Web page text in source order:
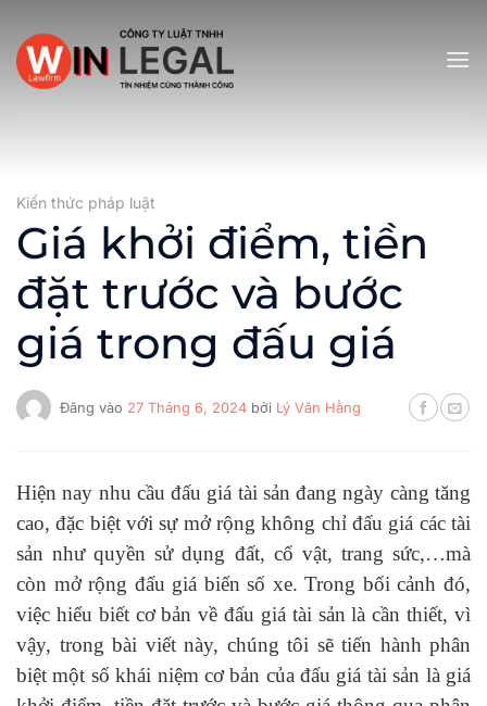
qua
nội
dung
Kiến thức pháp luật
Giá khởi điểm, tiền
đặt trước và bước
giá trong đấu giá
Đăng vào 27 Tháng 6, 2024 bởi Lý Văn Hằng
Hiện nay nhu cầu đấu giá tài sản đang ngày càng tăng
cao, đặc biệt với sự mở rộng không chỉ đấu giá các tài
sản như quyền sử dụng đất, cổ vật, trang sức,…mà
còn mở rộng đấu giá biển số xe. Trong bối cảnh đó,
việc hiểu biết cơ bản về đấu giá tài sản là cần thiết, vì
vậy, trong bài viết này, chúng tôi sẽ tiến hành phân
biệt một số khái niệm cơ bản của đấu giá tài sản là giá